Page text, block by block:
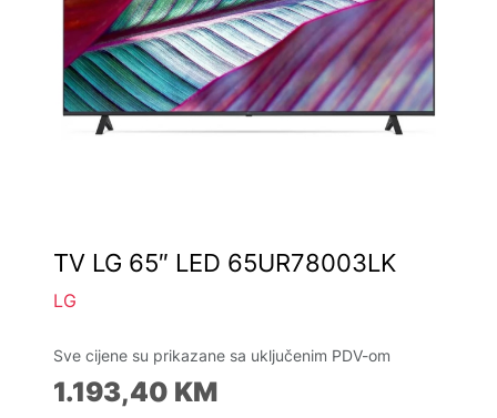
TV LG 65″ LED 65UR78003LK
LG
Sve cijene su prikazane sa uključenim PDV-om
1.193,40 KM